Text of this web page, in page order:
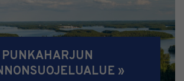
PUNKAHARJUN
»